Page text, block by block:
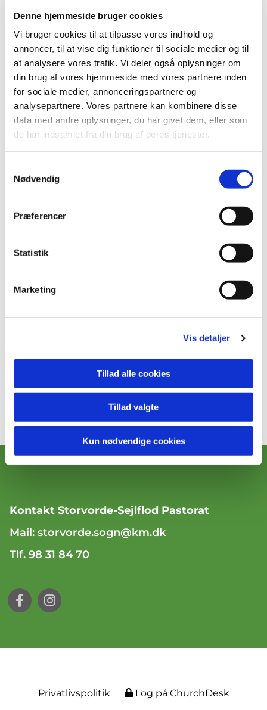
Denne hjemmeside bruger cookies
Vi bruger cookies til at tilpasse vores indhold og
annoncer, til at vise dig funktioner til sociale medier og til
at analysere vores trafik. Vi deler også oplysninger om
din brug af vores hjemmeside med vores partnere inden
for sociale medier, annonceringspartnere og
analysepartnere. Vores partnere kan kombinere disse
data med andre oplysninger, du har givet dem, eller som
de har indsamlet fra din brug af deres tjenester.
Nødvendig
Præferencer
Statistik
Marketing
Vis detaljer
Tillad alle cookies
Tillad valgte
Kun nødvendige cookies
Du vil måske også kunne lide...
Kontakt Storvorde-Sejlflod Pastorat
Mail: storvorde.sogn@km.dk
Tlf. 98 31 84 70
Privatlivspolitik Log på ChurchDesk